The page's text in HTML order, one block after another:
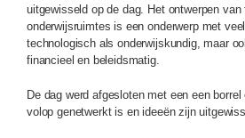
uitgewisseld op de dag. Het ontwerpen
onderwijsruimtes is een onderwerp met
technologisch als onderwijskundig, maar
financieel en beleidsmatig.
De dag werd afgesloten met een een
volop genetwerkt is en ideeën zijn